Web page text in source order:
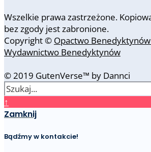
Wszelkie prawa zastrzeżone.
bez zgody jest zabronione.
Copyright © Opactwo
Wydawnictwo Benedyktynów
© 2019 GutenVerse™ by Dannci
↑
Zamknij
Bądźmy w kontakcie!